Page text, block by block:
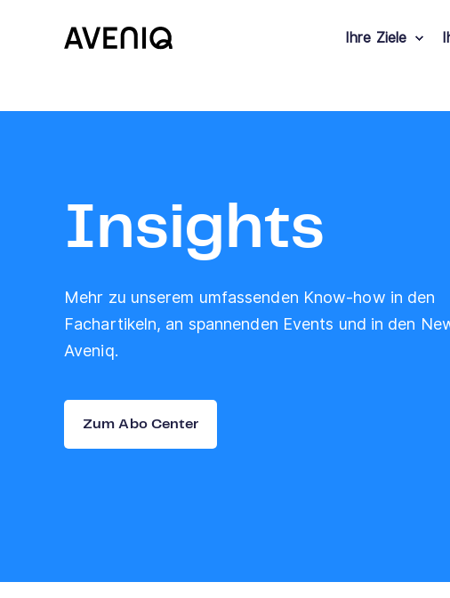
Ihre Ziele
Insights
Mehr zu unserem umfassenden Know-how in den
Fachartikeln, an spannenden Events und in den
Aveniq.
Zum Abo Center